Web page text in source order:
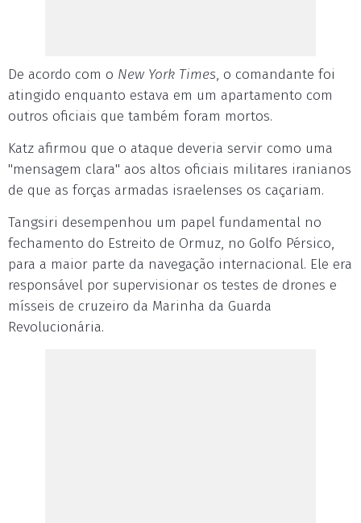
De acordo com o New York Times, o comandante foi
atingido enquanto estava em um apartamento com
outros oficiais que também foram mortos.
Katz afirmou que o ataque deveria servir como uma
"mensagem clara" aos altos oficiais militares iranianos
de que as forças armadas israelenses os caçariam.
Tangsiri desempenhou um papel fundamental no
fechamento do Estreito de Ormuz, no Golfo Pérsico,
para a maior parte da navegação internacional. Ele era
responsável por supervisionar os testes de drones e
mísseis de cruzeiro da Marinha da Guarda
Revolucionária.